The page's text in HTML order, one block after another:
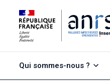
Qui sommes-nous ?